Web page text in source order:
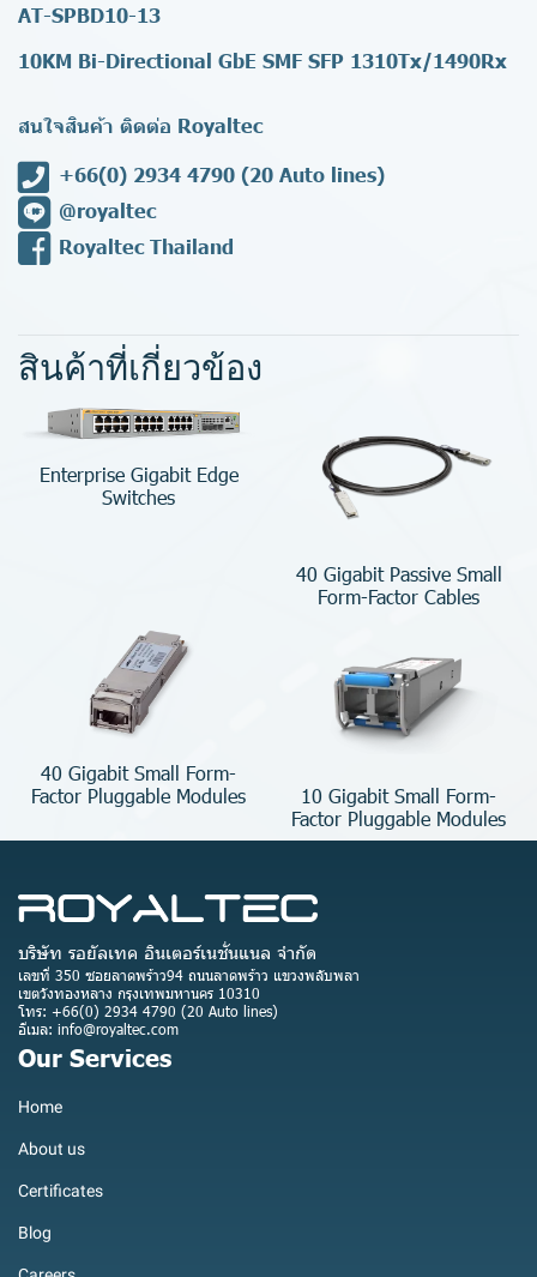
AT-SPBD10-13
10KM Bi-Directional GbE SMF SFP 1310Tx/1490Rx
สนใจสินค้า ติดต่อ Royaltec
+66(0) 2934 4790 (20 Auto lines)
@royaltec
Royaltec Thailand
สินค้าที่เกี่ยวข้อง
Enterprise Gigabit Edge
Switches
40 Gigabit Passive Small
Form-Factor Cables
40 Gigabit Small Form-
Factor Pluggable Modules
10 Gigabit Small Form-
Factor Pluggable Modules
บริษัท รอยัลเทค อินเตอร์เนชั่นแนล จำกัด
เลขที่ 350 ซอยลาดพร้าว94 ถนนลาดพร้าว แขวงพลับพลา
เขตวังทองหลาง กรุงเทพมหานคร 10310
โทร: +66(0) 2934 4790 (20 Auto lines)
อีเมล: info@royaltec.com
Our Services
Home
About us
Certificates
Blog